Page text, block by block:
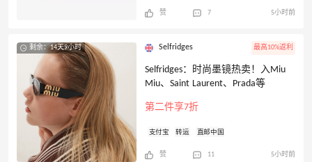
赞 7 5小时前
剩余：14天9小时 Selfridges 最高10%返利
Selfridges：时尚墨镜热卖！入Miu
Miu、Saint Laurent、Prada等
第二件享7折
支付宝 转运 直邮中国
赞 11 5小时前